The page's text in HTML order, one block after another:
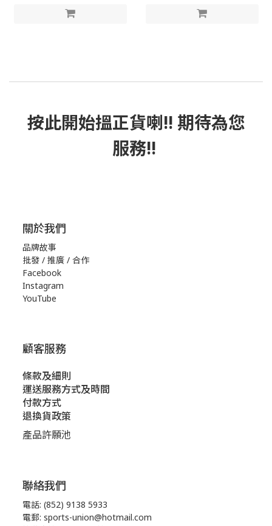
按此開始搵正貨喇!! 期待為您
服務!!
關於我們
品牌故事
批發 / 推廣 / 合作
Facebook
Instagram
YouTube
顧客服務
條款及細則
運送服務方式及時間
付款方式
退換貨政策
產品許願池
聯絡我們
電話: (852) 9138 5933
電郵: sports-union@hotmail.com